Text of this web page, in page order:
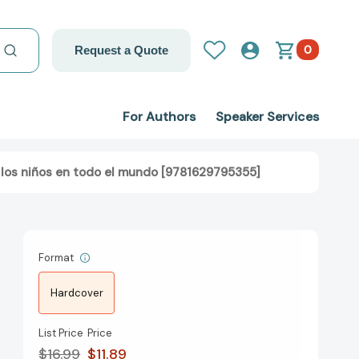
Request a Quote 0
For Authors Speaker Services
niños en todo el mundo [9781629795355]
Format
Hardcover
List Price
$16.99
Price
$11.89